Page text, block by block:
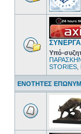
Υπό-
STORIES
ΕΝΟΤΗΤΕΣ